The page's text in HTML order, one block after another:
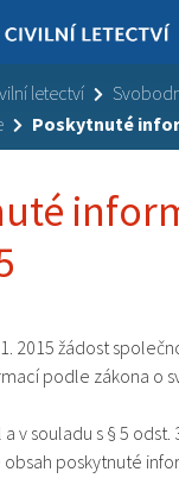
letectví
Poskytnuté
2015 žádost
podle zákona o
a v souladu s § 5
obsah poskytnuté